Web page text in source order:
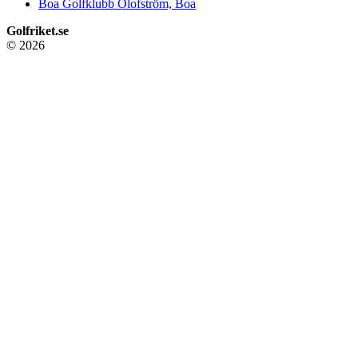
Boa Golfklubb Olofström, Boa
Golfriket.se
© 2026